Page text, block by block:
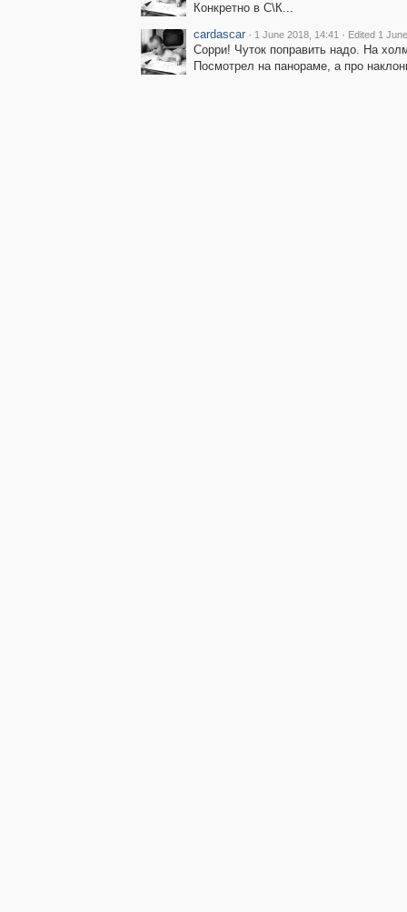
Конкретно в С\К...
cardascar · 1 June 2018, 14:41 · Edited 1
Сорри! Чуток поправить надо. На
Посмотрел на панораме, а про